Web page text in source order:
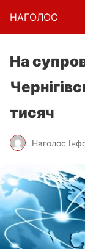
НАГОЛОC
На
тисяч
Наголос